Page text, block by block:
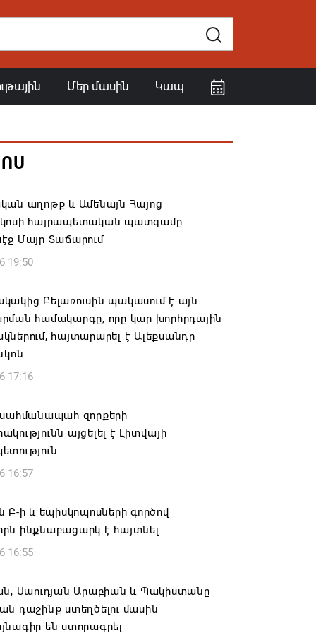
Մեր մասին Կապ
աղոթք և Ամենայն Հայոց
հայրապետական պատգամը
Մայր Տաճարում
19:50
Բելառուսին պակասում է այն
համակարգը, որը կար խորհրդային
հայտարարել է Ալեքսանդր
17:16
զորքերի
այցելել է Լիտվայի
16:57
Բ-ի և եպիսկոպոսների գործով
ինքնաբացարկ է հայտնել
16:55
Սաուդյան Արաբիան և Պակիստանը
դաշինք ստեղծելու մասին
են ստորագրել